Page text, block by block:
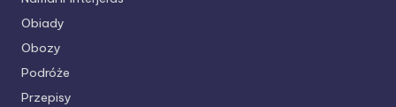
Obiady
Obozy
Podróże
Przepisy